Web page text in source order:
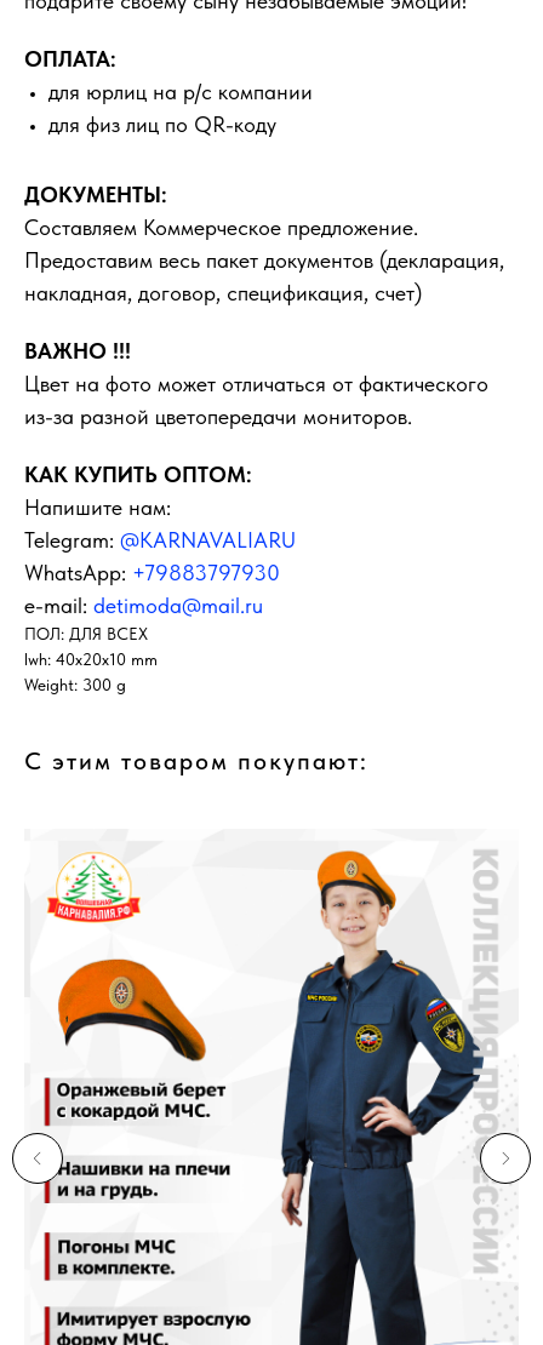
ОПЛАТА:
для юрлиц на р/с компании
для физ лиц по QR-коду
ДОКУМЕНТЫ:
Составляем Коммерческое предложение.
Предоставим весь пакет документов (декларация,
накладная, договор, спецификация, счет)
ВАЖНО !!!
Цвет на фото может отличаться от фактического
из-за разной цветопередачи мониторов.
КАК КУПИТЬ ОПТОМ:
Напишите нам:
Telegram: @KARNAVALIARU
WhatsApp: +79883797930
e-mail: detimoda@mail.ru
ПОЛ: ДЛЯ ВСЕХ
lwh: 40x20x10 mm
Weight: 300 g
С этим товаром покупают: